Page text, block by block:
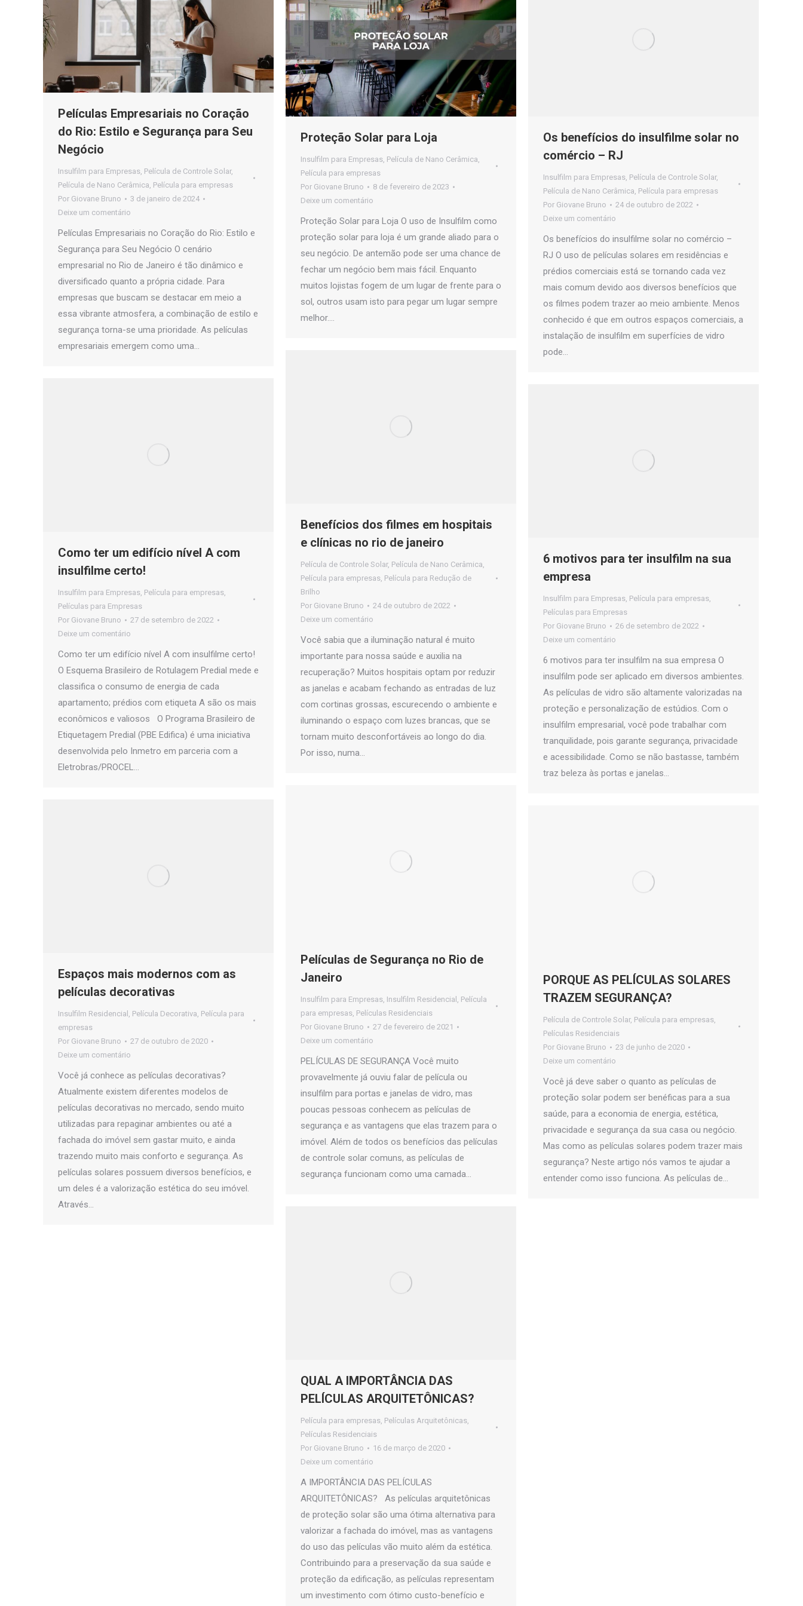
Películas Empresariais no Coração
do Rio: Estilo e Segurança para Seu
Negócio
Insulfilm para Empresas, Película de Controle Solar,
Película de Nano Cerâmica, Película para empresas
Por Giovane Bruno
3 de janeiro de 2024
Deixe um comentário
Películas Empresariais no Coração do Rio: Estilo e
Segurança para Seu Negócio O cenário
empresarial no Rio de Janeiro é tão dinâmico e
diversificado quanto a própria cidade. Para
empresas que buscam se destacar em meio a
essa vibrante atmosfera, a combinação de estilo e
segurança torna-se uma prioridade. As películas
empresariais emergem como uma…
Proteção Solar para Loja
Insulfilm para Empresas, Película de Nano Cerâmica,
Película para empresas
Por Giovane Bruno
8 de fevereiro de 2023
Deixe um comentário
Proteção Solar para Loja O uso de Insulfilm como
proteção solar para loja é um grande aliado para o
seu negócio. De antemão pode ser uma chance de
fechar um negócio bem mais fácil. Enquanto
muitos lojistas fogem de um lugar de frente para o
sol, outros usam isto para pegar um lugar sempre
melhor.…
Os benefícios do insulfilme solar no
comércio – RJ
Insulfilm para Empresas, Película de Controle Solar,
Película de Nano Cerâmica, Película para empresas
Por Giovane Bruno
24 de outubro de 2022
Deixe um comentário
Os benefícios do insulfilme solar no comércio –
RJ O uso de películas solares em residências e
prédios comerciais está se tornando cada vez
mais comum devido aos diversos benefícios que
os filmes podem trazer ao meio ambiente. Menos
conhecido é que em outros espaços comerciais, a
instalação de insulfilm em superfícies de vidro
pode…
Benefícios dos filmes em hospitais
e clínicas no rio de janeiro
Película de Controle Solar, Película de Nano Cerâmica,
Película para empresas, Película para Redução de
Brilho
Por Giovane Bruno
24 de outubro de 2022
Deixe um comentário
Você sabia que a iluminação natural é muito
importante para nossa saúde e auxilia na
recuperação? Muitos hospitais optam por reduzir
as janelas e acabam fechando as entradas de luz
com cortinas grossas, escurecendo o ambiente e
iluminando o espaço com luzes brancas, que se
tornam muito desconfortáveis ​​ao longo do dia.
Por isso, numa…
Como ter um edifício nível A com
insulfilme certo!
Insulfilm para Empresas, Película para empresas,
Películas para Empresas
Por Giovane Bruno
27 de setembro de 2022
Deixe um comentário
Como ter um edifício nível A com insulfilme certo!
O Esquema Brasileiro de Rotulagem Predial mede e
classifica o consumo de energia de cada
apartamento; prédios com etiqueta A são os mais
econômicos e valiosos O Programa Brasileiro de
Etiquetagem Predial (PBE Edifica) é uma iniciativa
desenvolvida pelo Inmetro em parceria com a
Eletrobras/PROCEL…
6 motivos para ter insulfilm na sua
empresa
Insulfilm para Empresas, Película para empresas,
Películas para Empresas
Por Giovane Bruno
26 de setembro de 2022
Deixe um comentário
6 motivos para ter insulfilm na sua empresa O
insulfilm pode ser aplicado em diversos ambientes.
As películas de vidro são altamente valorizadas na
proteção e personalização de estúdios. Com o
insulfilm empresarial, você pode trabalhar com
tranquilidade, pois garante segurança, privacidade
e acessibilidade. Como se não bastasse, também
traz beleza às portas e janelas…
Películas de Segurança no Rio de
Janeiro
Insulfilm para Empresas, Insulfilm Residencial , Película
para empresas, Películas Residenciais
Por Giovane Bruno
27 de fevereiro de 2021
Deixe um comentário
PELÍCULAS DE SEGURANÇA Você muito
provavelmente já ouviu falar de película ou
insulfilm para portas e janelas de vidro, mas
poucas pessoas conhecem as películas de
segurança e as vantagens que elas trazem para o
imóvel. Além de todos os benefícios das películas
de controle solar comuns, as películas de
segurança funcionam como uma camada…
Espaços mais modernos com as
películas decorativas
Insulfilm Residencial , Película Decorativa, Película para
empresas
Por Giovane Bruno
27 de outubro de 2020
Deixe um comentário
Você já conhece as películas decorativas?
Atualmente existem diferentes modelos de
películas decorativas no mercado, sendo muito
utilizadas para repaginar ambientes ou até a
fachada do imóvel sem gastar muito, e ainda
trazendo muito mais conforto e segurança. As
películas solares possuem diversos benefícios, e
um deles é a valorização estética do seu imóvel.
Através…
PORQUE AS PELÍCULAS SOLARES
TRAZEM SEGURANÇA?
Película de Controle Solar, Película para empresas,
Películas Residenciais
Por Giovane Bruno
23 de junho de 2020
Deixe um comentário
Você já deve saber o quanto as películas de
proteção solar podem ser benéficas para a sua
saúde, para a economia de energia, estética,
privacidade e segurança da sua casa ou negócio.
Mas como as películas solares podem trazer mais
segurança? Neste artigo nós vamos te ajudar a
entender como isso funciona. As películas de…
QUAL A IMPORTÂNCIA DAS
PELÍCULAS ARQUITETÔNICAS?
Película para empresas, Películas Arquitetônicas,
Películas Residenciais
Por Giovane Bruno
16 de março de 2020
Deixe um comentário
A IMPORTÂNCIA DAS PELÍCULAS
ARQUITETÔNICAS? As películas arquitetônicas
de proteção solar são uma ótima alternativa para
valorizar a fachada do imóvel, mas as vantagens
do uso das películas vão muito além da estética.
Contribuindo para a preservação da sua saúde e
proteção da edificação, as películas representam
um investimento com ótimo custo-benefício e